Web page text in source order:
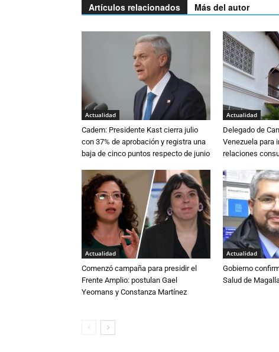
Artículos relacionados Más del autor
Actualidad
Cadem: Presidente Kast cierra julio
con 37% de aprobación y registra una
baja de cinco puntos respecto de junio
Actualidad
Delegado de
Venezuela para
relaciones
Actualidad
Comenzó campaña para presidir el
Frente Amplio: postulan Gael
Yeomans y Constanza Martínez
Actualidad
Gobierno
Salud de